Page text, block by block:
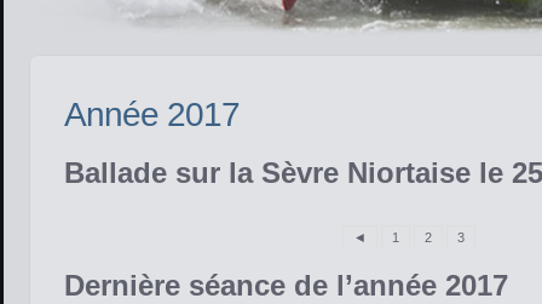
Année 2017
Ballade sur la Sèvre Niortaise le
◄ 1 2 3
Dernière séance de l’année 2017